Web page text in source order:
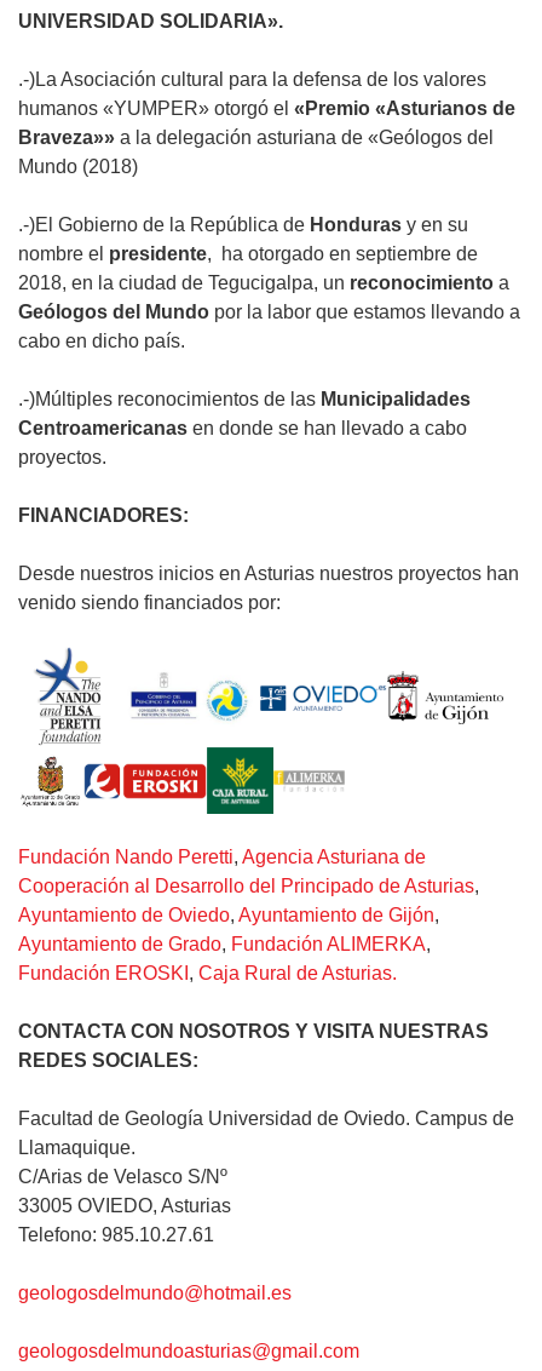
UNIVERSIDAD SOLIDARIA».
.-)La Asociación cultural para la defensa de los valores
humanos «YUMPER» otorgó el «Premio «Asturianos de
Braveza»» a la delegación asturiana de «Geólogos del
Mundo (2018)
.-)El Gobierno de la República de Honduras y en su
nombre el presidente, ha otorgado en septiembre de
2018, en la ciudad de Tegucigalpa, un reconocimiento a
Geólogos del Mundo por la labor que estamos llevando a
cabo en dicho país.
.-)Múltiples reconocimientos de las Municipalidades
Centroamericanas en donde se han llevado a cabo
proyectos.
FINANCIADORES:
Desde nuestros inicios en Asturias nuestros proyectos han
venido siendo financiados por:
Fundación Nando Peretti, Agencia Asturiana de
Cooperación al Desarrollo del Principado de Asturias,
Ayuntamiento de Oviedo, Ayuntamiento de Gijón,
Ayuntamiento de Grado, Fundación ALIMERKA,
Fundación EROSKI , Caja Rural de Asturias.
CONTACTA CON NOSOTROS Y VISITA NUESTRAS
REDES SOCIALES:
Facultad de Geología Universidad de Oviedo. Campus de
Llamaquique.
C/Arias de Velasco S/Nº
33005 OVIEDO, Asturias
Telefono: 985.10.27.61
geologosdelmundo@hotmail.es
geologosdelmundoasturias@gmail.com